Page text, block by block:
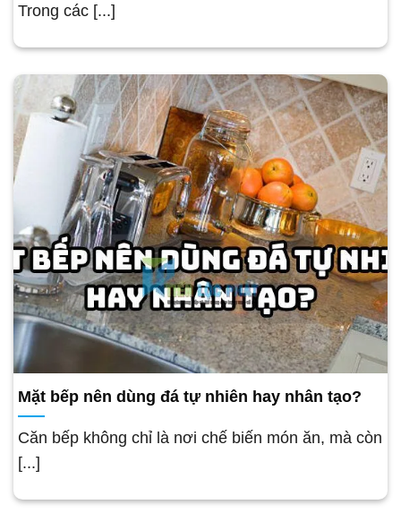
Trong các [...]
Mặt bếp nên dùng đá tự nhiên hay nhân tạo?
Căn bếp không chỉ là nơi chế biến món ăn, mà còn
[...]